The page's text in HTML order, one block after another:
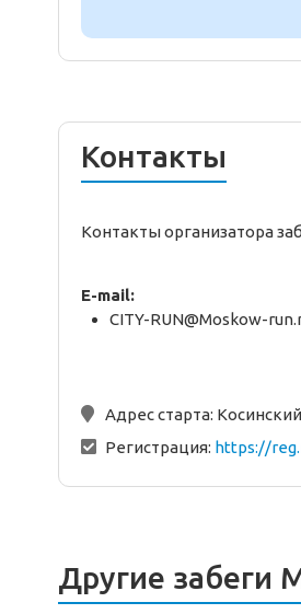
Контакты
Контакты организатора
E-mail:
CITY-RUN@Moskow-
Адрес старта:
Регистрация: https://
Другие забеги